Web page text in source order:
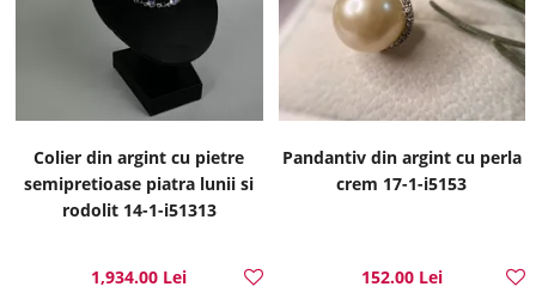
Colier din argint cu pietre
semipretioase piatra lunii si
rodolit 14-1-i51313
1,934.00 Lei
Pandantiv din argint cu perla
crem 17-1-i5153
152.00 Lei